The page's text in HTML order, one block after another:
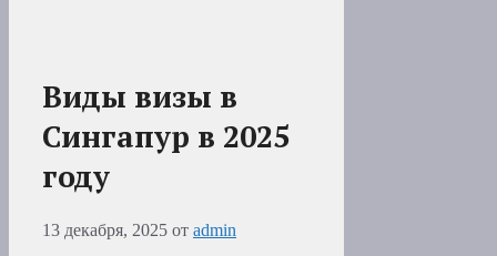
Виды визы в
Сингапур в 2025
году
13 декабря, 2025 от admin